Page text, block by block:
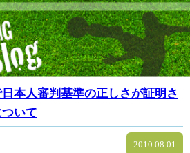
本人審判基準の正しさが証明さ
いて
2010.08.01